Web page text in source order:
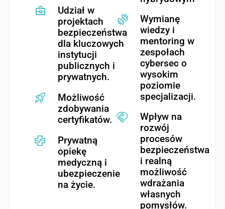
Udział w
projektach
bezpieczeństwa
dla kluczowych
instytucji
publicznych i
prywatnych.
Możliwość
zdobywania
certyfikatów.
Prywatną
opiekę
medyczną i
ubezpieczenie
na życie.
Wymianę
wiedzy i
mentoring w
zespołach
cybersec o
wysokim
poziomie
specjalizacji.
Wpływ na
rozwój
procesów
bezpieczeństwa
i realną
możliwość
wdrażania
własnych
pomysłów.